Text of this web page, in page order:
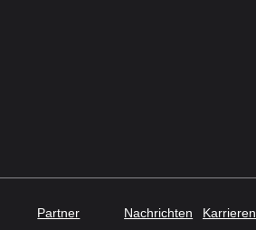
Partner Nachrichten Karrieren